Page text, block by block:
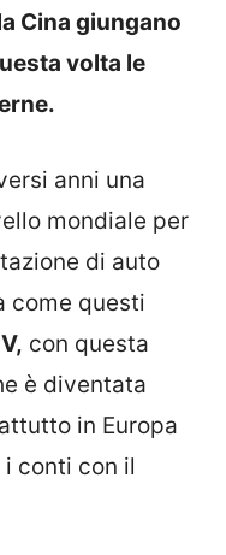
Cina giungano
volta le
anni una
mondiale per
di auto
come questi
con questa
è diventata
in Europa
conti con il